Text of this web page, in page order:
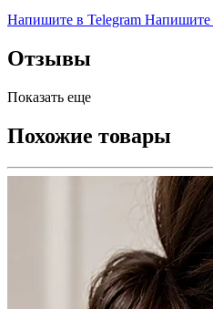
Напишите в Telegram Напишите
Отзывы
Показать еще
Похожие товары